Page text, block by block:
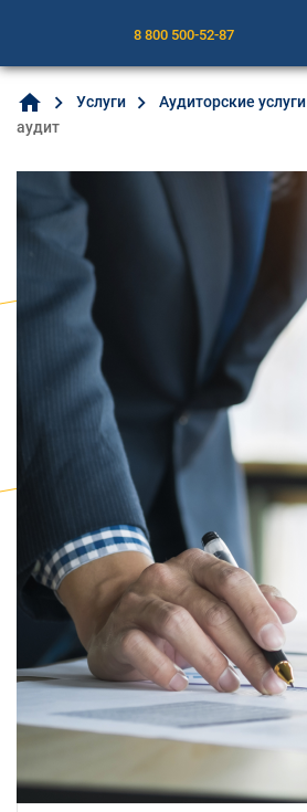
8 800 500-52-87
home Услуги Аудиторские услуги
аудит